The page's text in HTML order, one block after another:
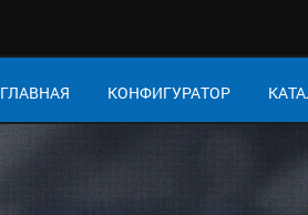
ГЛАВНАЯ КОНФИГУРАТОР